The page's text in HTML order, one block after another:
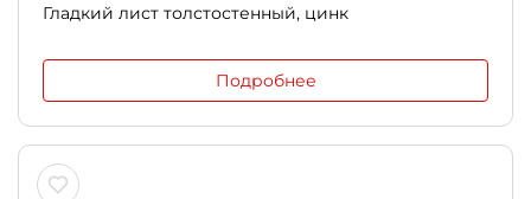
Гладкий лист толстостенный, цинк
Подробнее